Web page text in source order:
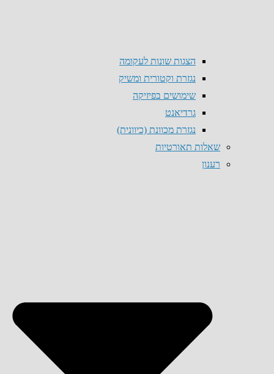
הצגות שונות לעקומה
נגזרת וקטורית ומשיק
שימושים בפיזיקה
גרדיאנט
נגזרת מכוונת (כיוונית)
שאלות תאורטיות
רענון